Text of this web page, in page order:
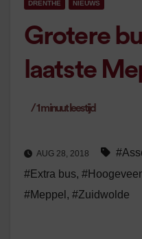
DRENTHE NIEUWS
Grotere
laatste
/1 minuut leestijd
AUG 28, 2018
#Extra bus,
#Meppel , #Zuidwolde